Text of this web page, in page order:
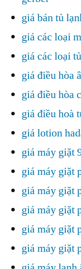
giá bán tủ
giá các loại
giá các loại
giá điều hòa
giá điều hòa
giá điều hoà
giá lotion
giá máy giặt
giá máy giặt
giá máy giặt
giá máy giặt
giá máy giặt
giá máy giặt